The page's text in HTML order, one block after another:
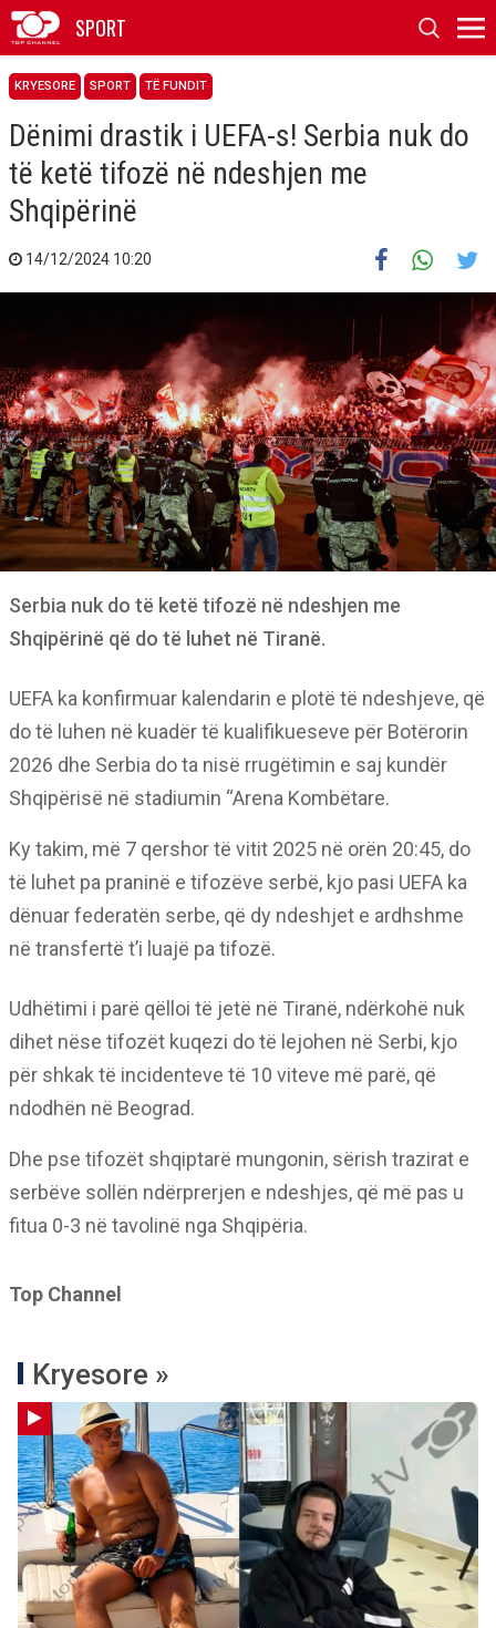
SPORT
KRYESORE SPORT TË FUNDIT
Dënimi drastik i UEFA-s! Serbia nuk do
të ketë tifozë në ndeshjen me
Shqipërinë
14/12/2024 10:20
Serbia nuk do të ketë tifozë në ndeshjen me
Shqipërinë që do të luhet në Tiranë.
UEFA ka konfirmuar kalendarin e plotë të ndeshjeve, që
do të luhen në kuadër të kualifikueseve për Botërorin
2026 dhe Serbia do ta nisë rrugëtimin e saj kundër
Shqipërisë në stadiumin “Arena Kombëtare.
Ky takim, më 7 qershor të vitit 2025 në orën 20:45, do
të luhet pa praninë e tifozëve serbë, kjo pasi UEFA ka
dënuar federatën serbe, që dy ndeshjet e ardhshme
në transfertë t’i luajë pa tifozë.
Udhëtimi i parë qëlloi të jetë në Tiranë, ndërkohë nuk
dihet nëse tifozët kuqezi do të lejohen në Serbi, kjo
për shkak të incidenteve të 10 viteve më parë, që
ndodhën në Beograd.
Dhe pse tifozët shqiptarë mungonin, sërish trazirat e
serbëve sollën ndërprerjen e ndeshjes, që më pas u
fitua 0-3 në tavolinë nga Shqipëria.
Top Channel
Kryesore »